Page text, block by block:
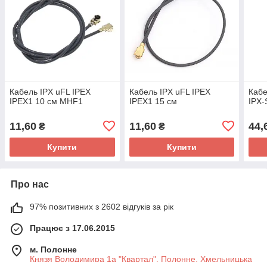
Кабель IPX uFL IPEX
IPEX1 10 см MHF1
11,60 ₴
Купити
Кабель IPX uFL IPEX
IPEX1 15 см
11,60₴
Купити
Про нас
97% позитивних з 2602 відгуків за рік
Працює з 17.06.2015
м. Полонне
Князя Володимира 1а "Квартал", Полонне, Хмельницька